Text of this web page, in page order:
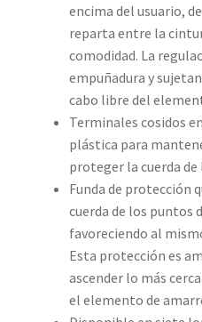
encima del usuario,
reparta entre la
comodidad. La
empuñadura y
cabo libre del
Terminales cosidos
plástica para
proteger la cuerda de
Funda de protección
cuerda de los puntos
favoreciendo al
Esta protección es
ascender lo más
el elemento de